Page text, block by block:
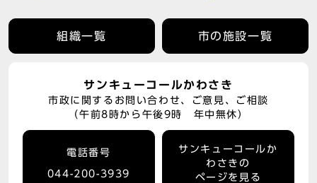
組織一覧 市の施設一覧
サンキューコールかわさき
市政に関するお問い合わせ、ご意見、ご相談
（午前8時から午後9時 年中無休）
電話番号
044-200-3939
サンキューコールか
わさきの
ページを見る